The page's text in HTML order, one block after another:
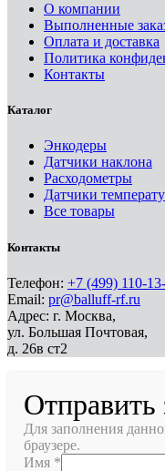
О компании
Выполненные
Оплата и доставка
Политика
Контакты
Каталог
Энкодеры
Датчики наклона
Расходометры
Датчики
Все товары
Контакты
Телефон: +7 (499) 110-
Email: pr@balluff-rf.ru
Адрес: г. Москва,
ул. Большая Почтовая,
д. 26в ст2
Отправить
Для заполнения
браузере.
Имя *